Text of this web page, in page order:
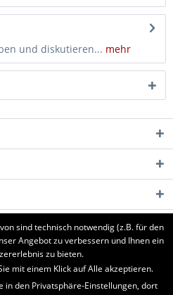
und diskutieren... mehr
für Patura Weide- und Stalltechnik,
Weidezaungeräte. 24 Stunden online
sind technisch notwendig (z.B. für den
Angebot zu verbessern und Ihnen ein
zu bieten.
mit einem Klick auf Alle akzeptieren.
in den Privatsphäre-Einstellungen, dort